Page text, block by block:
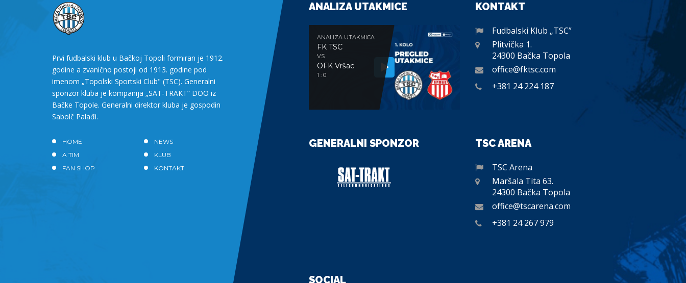
Prvi fudbalski klub u Bačkoj Topoli formiran je 1912.
godine a zvanično postoji od 1913. godine pod
imenom „Topolski Sportski Club" (TSC). Generalni
sponzor kluba je kompanija „SAT-TRAKT” DOO iz
Bačke Topole. Generalni direktor kluba je gospodin
Sabolč Palađi.
HOME
NEWS
A TIM
KLUB
FAN SHOP
KONTAKT
ANALIZA UTAKMICE
ANALIZA UTAKMICA
FK TSC
VS
OFK Vršac
1 : 0
KONTAKT
Fudbalski Klub „TSC”
Plitvička 1.
24300 Bačka Topola
office@fktsc.com
+381 24 224 187
GENERALNI SPONZOR TSC ARENA
TSC Arena
Maršala Tita 63.
24300 Bačka Topola
office@tscarena.com
+381 24 267 979
SOCIAL